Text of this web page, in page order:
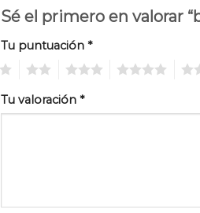
Sé el primero en valorar
Tu puntuación *
Tu valoración *